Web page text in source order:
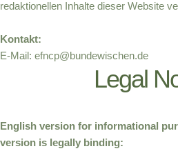
redaktionellen Inhalte dieser Website
Kontakt:
E-Mail: efncp@bundewischen.de
Legal
English version for informational
version is legally binding: